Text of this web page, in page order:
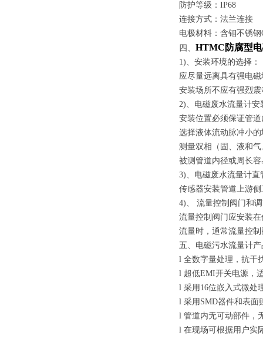
防护等级：IP68
连接方式：法兰连接
电极材料：含钼不锈
四、 HTMC防腐型
1)、 安装环境的选择：
应尽量远离具有强电
安装场所不应有强烈
2)、电磁废水流量计安
安装位置必须保证管
选择液体流动脉冲小
测量双相（固、液和
被测管道内径或周长
3)、电磁废水流量计直
传感器安装管道上游
4)、 流量控制阀门和
流量控制阀门应安装
流量时，通常流量控
五、电磁污水流量计
l 全数字量处理，抗干
l 超低EMI开关电源，
l 采用16位嵌入式微处
l 采用SMD器件和表面
l 管道内无可动部件，
l 在现场可根据用户实